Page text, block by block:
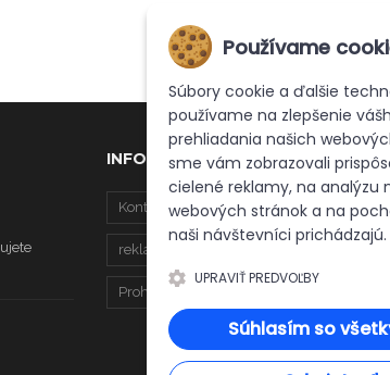
INFO
Kontakt Doprava Obchodné
reklamačný protokol
Prohlášení o ochraně osobních údajů
Používame
Súbory cookie a ďalšie
používame na zlepšenie
prehliadania našich
sme vám zobrazovali
cielené reklamy, na analýzu
webových stránok a na
naši návštevníci prichádzajú.
UPRAVIŤ PREDVOĽBY
Súhlasím so